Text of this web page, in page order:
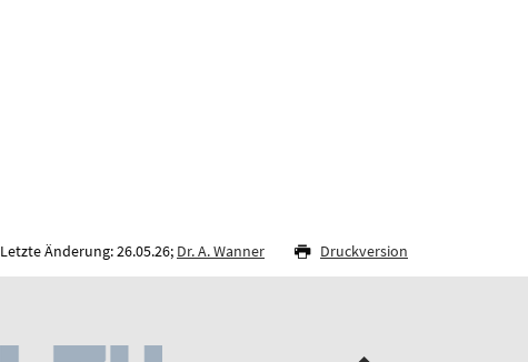
Letzte Änderung: 26.05.26; Dr. A. Wanner Druckversion